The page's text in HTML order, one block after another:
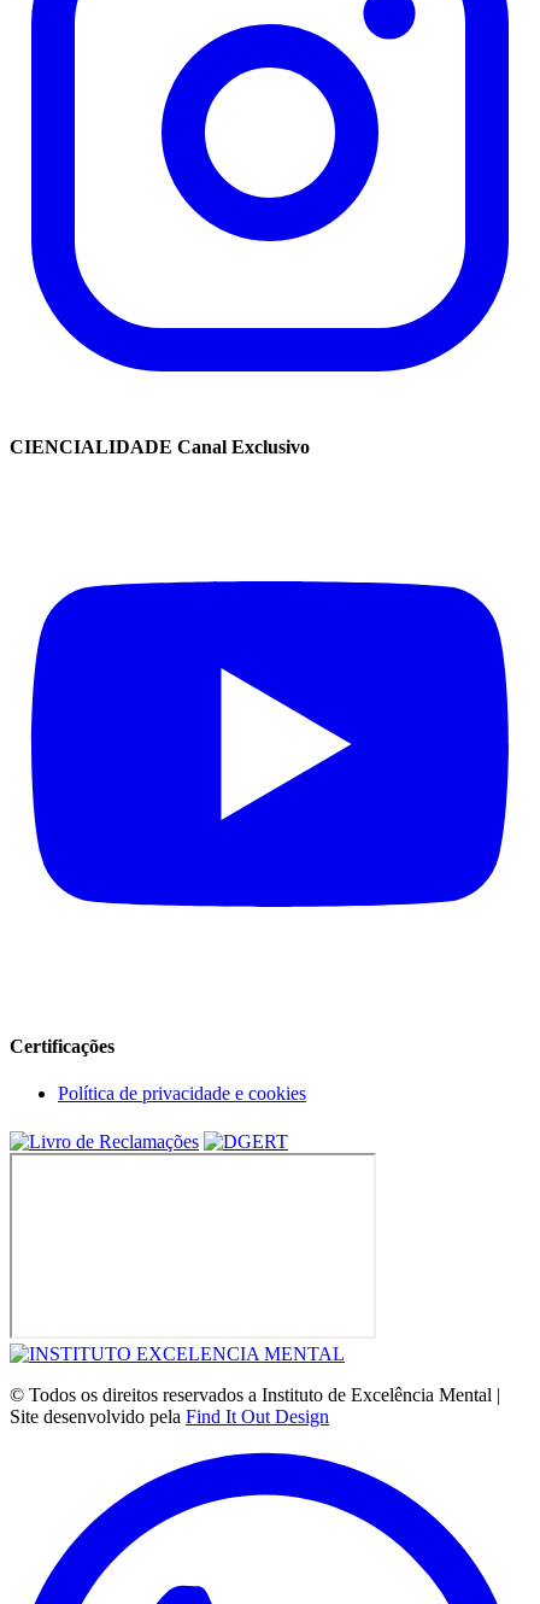
CIENCIALIDADE Canal Exclusivo
Certificações
Política de privacidade e cookies
© Todos os direitos reservados a Instituto de Excelência Mental |
Site desenvolvido pela Find It Out Design